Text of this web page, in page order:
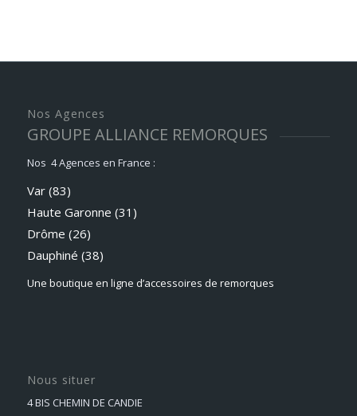
Nos Agences
GROUPE ALLIANCE REMORQUES
Nos 4 Agences en France :
Var (83)
Haute Garonne (31)
Drôme (26)
Dauphiné (38)
Une boutique en ligne d’accessoires de remorques
Nous situer
4 BIS CHEMIN DE CANDIE